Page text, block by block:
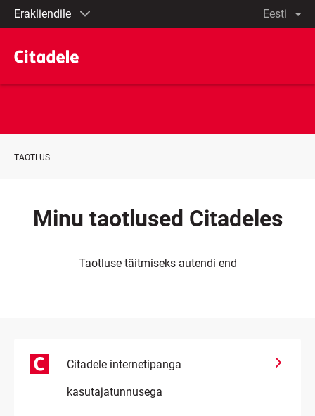
Eraklient
Äriklient
English
По-
Eesti
TAOTLUS
Minu taotlused Citadeles
Taotluse täitmiseks autendi end
Citadele internetipanga
kasutajatunnusega